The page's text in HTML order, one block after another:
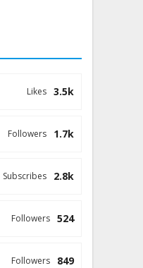
3.5k
Likes
1.7k
Followers
2.8k
Subscribes
524
Followers
849
Followers